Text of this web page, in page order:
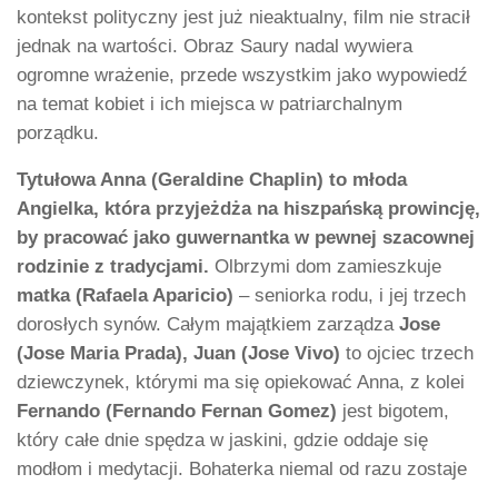
kontekst polityczny jest już nieaktualny, film nie stracił
jednak na wartości. Obraz Saury nadal wywiera
ogromne wrażenie, przede wszystkim jako wypowiedź
na temat kobiet i ich miejsca w patriarchalnym
porządku.
Tytułowa Anna (Geraldine Chaplin) to młoda
Angielka, która przyjeżdża na hiszpańską prowincję,
by pracować jako guwernantka w pewnej szacownej
rodzinie z tradycjami. Olbrzymi dom zamieszkuje
matka (Rafaela Aparicio) – seniorka rodu, i jej trzech
dorosłych synów. Całym majątkiem zarządza Jose
(Jose Maria Prada), Juan (Jose Vivo) to ojciec trzech
dziewczynek, którymi ma się opiekować Anna, z kolei
Fernando (Fernando Fernan Gomez) jest bigotem,
który całe dnie spędza w jaskini, gdzie oddaje się
modłom i medytacji. Bohaterka niemal od razu zostaje